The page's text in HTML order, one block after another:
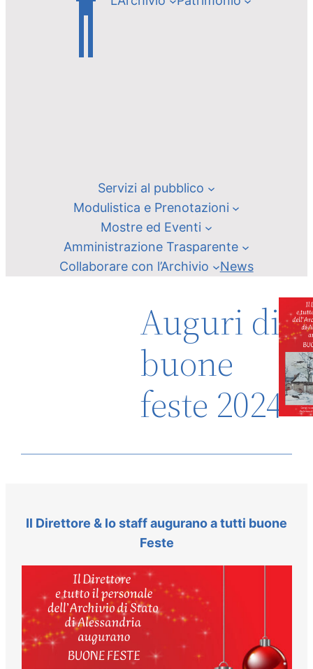
Servizi al pubblico
Modulistica e Prenotazioni
Mostre ed Eventi
Amministrazione Trasparente
Collaborare con l’Archivio
News
Auguri di
buone
feste 2024
Il Direttore & lo staff augurano a tutti buone
Feste